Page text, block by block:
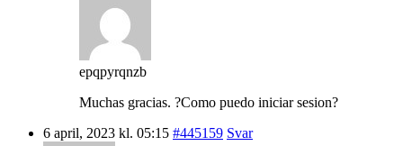
epqpyrqnzb
Muchas gracias. ?Como puedo iniciar sesion?
6 april, 2023 kl. 05:15 #445159 Svar